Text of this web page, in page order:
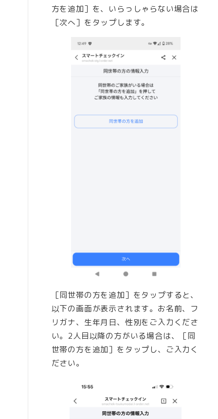
方を追加］を、いらっしゃらない場合は
［次へ］をタップします。
［同世帯の方を追加］をタップすると、
以下の画面が表示されます。お名前、フ
リガナ、生年月日、性別をご入力くださ
い。2人目以降の方がいる場合は、［同
世帯の方を追加］をタップし、ご入力く
ださい。